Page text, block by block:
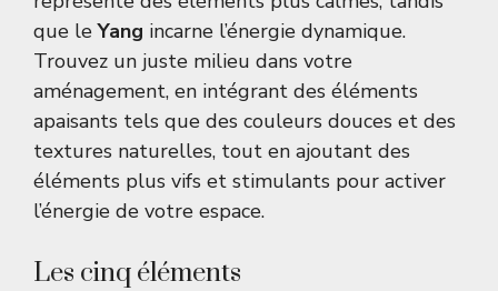
que leYang incarne l’énergie dynamique.
Trouvez un juste milieu dans votre
aménagement, en intégrant des éléments
apaisants tels que des couleurs douces et des
textures naturelles, tout en ajoutant des
éléments plus vifs et stimulants pour activer
l’énergie de votre espace.
Les cinq éléments